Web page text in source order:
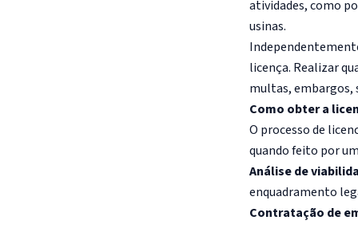
atividades, como
usinas.
licença. Realizar
multas, embargos,
Como obter a
O processo de
quando feito por
Análise de
enquadramento
Contratação de